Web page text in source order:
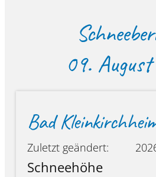
09.
Bad
Zuletzt geändert:
Schneehöhe